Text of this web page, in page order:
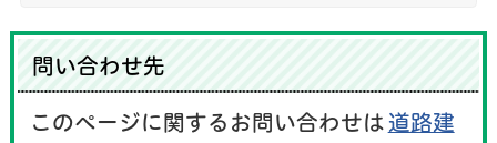
問い合わせ先
このページに関するお問い合わせは 道路建